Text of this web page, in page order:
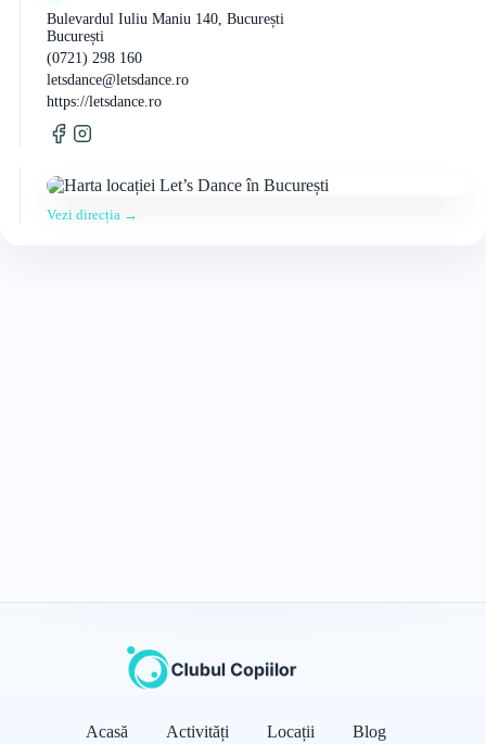
Bulevardul Iuliu Maniu 140, București
București
(0721) 298 160
letsdance@letsdance.ro
https://letsdance.ro
Vezi direcția →
Acasă Activități Locații Blog